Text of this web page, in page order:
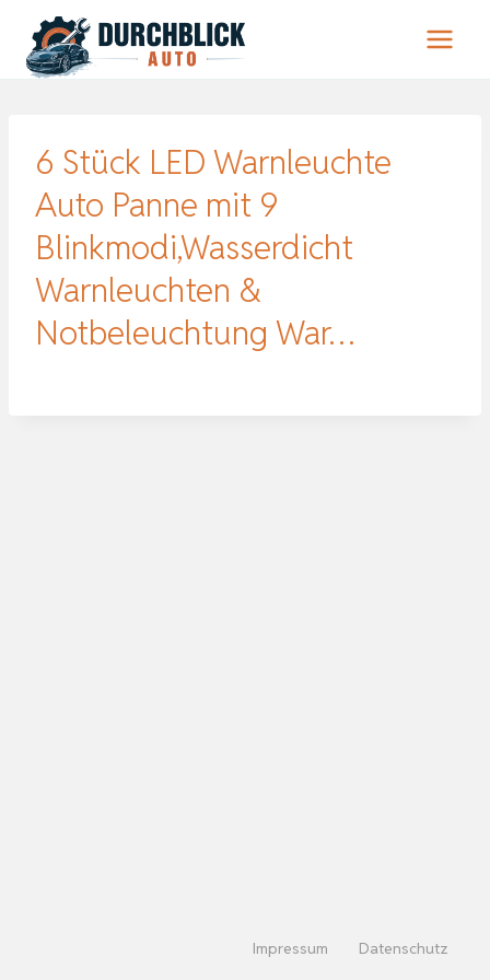
Inhalt
springen
6 Stück LED Warnleuchte
Auto Panne mit 9
Blinkmodi,Wasserdicht
Warnleuchten &
Notbeleuchtung War…
Impressum Datenschutz